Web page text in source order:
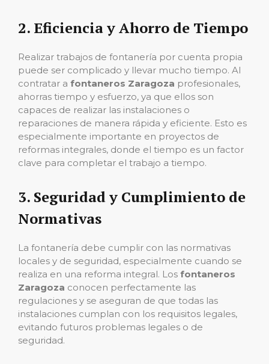
2. Eficiencia y Ahorro de Tiempo
Realizar trabajos de fontanería por cuenta propia
puede ser complicado y llevar mucho tiempo. Al
contratar a fontaneros Zaragoza profesionales,
ahorras tiempo y esfuerzo, ya que ellos son
capaces de realizar las instalaciones o
reparaciones de manera rápida y eficiente. Esto es
especialmente importante en proyectos de
reformas integrales, donde el tiempo es un factor
clave para completar el trabajo a tiempo.
3. Seguridad y Cumplimiento de
Normativas
La fontanería debe cumplir con las normativas
locales y de seguridad, especialmente cuando se
realiza en una reforma integral. Los fontaneros
Zaragoza conocen perfectamente las
regulaciones y se aseguran de que todas las
instalaciones cumplan con los requisitos legales,
evitando futuros problemas legales o de
seguridad.